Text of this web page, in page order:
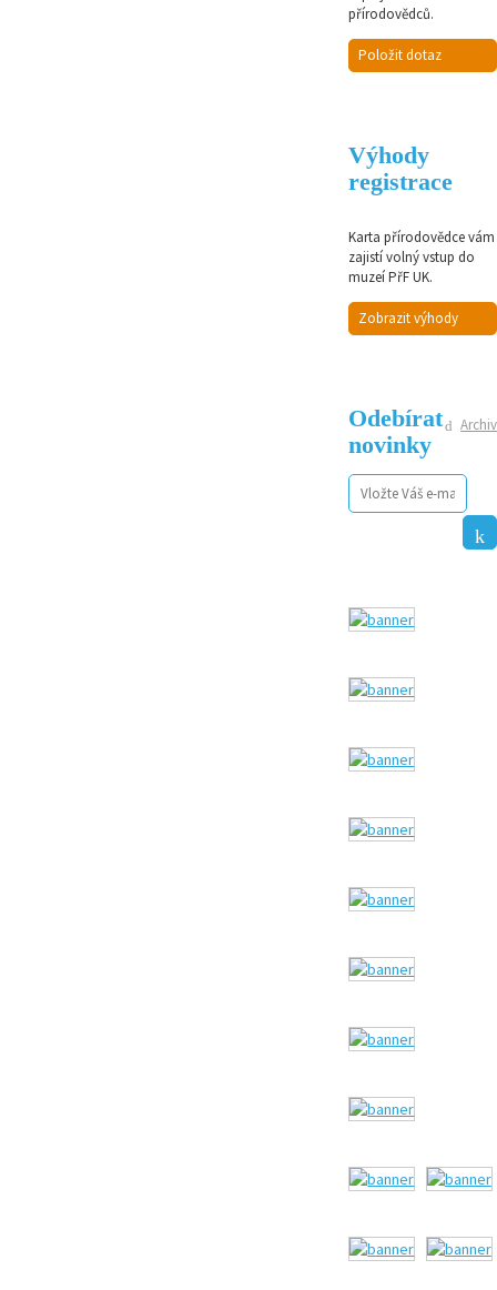
přírodovědců.
Položit dotaz
Výhody
registrace
Karta přírodovědce vám
zajistí volný vstup do
muzeí PřF UK.
Zobrazit výhody
Archiv
Odebírat
novinky